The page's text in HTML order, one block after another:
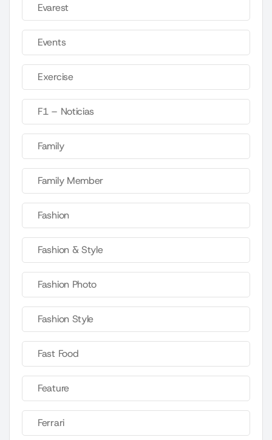
Evarest
Events
Exercise
F1 – Noticias
Family
Family Member
Fashion
Fashion & Style
Fashion Photo
Fashion Style
Fast Food
Feature
Ferrari